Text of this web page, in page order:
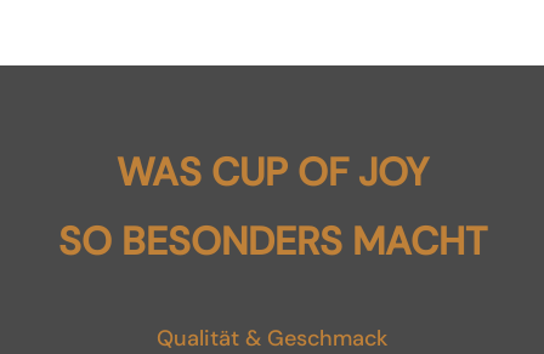
WAS CUP OF JOY
SO BESONDERS MACHT
Qualität & Geschmack